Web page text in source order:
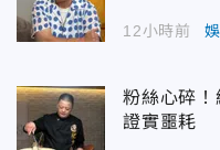
12小時前
粉絲心碎
證實噩耗